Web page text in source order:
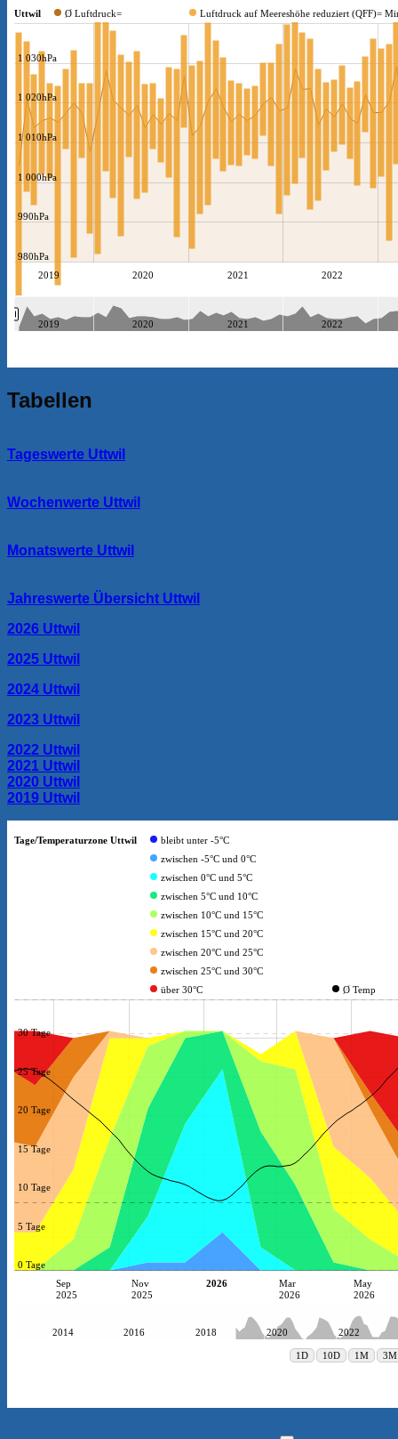
Tabellen
Tageswerte Uttwil
Wochenwerte Uttwil
Monatswerte Uttwil
Jahreswerte Übersicht Uttwil
2026 Uttwil
2025 Uttwil
2024 Uttwil
2023 Uttwil
2022 Uttwil
2021 Uttwil
2020 Uttwil
2019 Uttwil